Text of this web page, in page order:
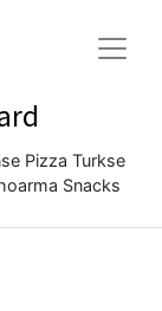
Pizza Turkse
Snacks